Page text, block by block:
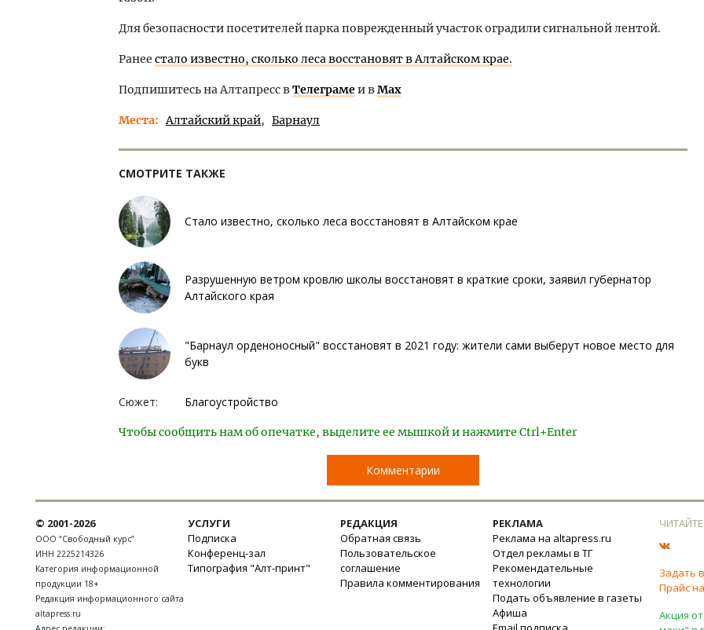
Для безопасности посетителей парка поврежденный участок оградили сигнальной лентой.
Ранее стало известно, сколько леса восстановят в Алтайском крае.
Подпишитесь на Алтапресс вТелеграмеи вMax
Места Алтайский край Барнаул
СМОТРИТЕ ТАКЖЕ
Стало известно, сколько леса восстановят в Алтайском крае
Разрушенную ветром кровлю школы восстановят в краткие сроки, заявил губернатор
Алтайского края
"Барнаул орденоносный" восстановят в 2021 году: жители сами выберут новое место для
букв
Сюжет: Благоустройство
Чтобы сообщить нам об опечатке, выделите ее мышкой и нажмите Ctrl+Enter
Комментарии
© 2001-2026
ООО “Свободный курс”
ИНН 2225214326
Категория информационной
продукции 18+
Редакция информационного сайта
altapress.ru
УСЛУГИ
Подписка
Конференц-зал
Типография "Алт-принт"
РЕДАКЦИЯ
Обратная связь
Пользовательское
соглашение
Правила комментирования
РЕКЛАМА
Реклама на altapress.ru
Отдел рекламы в ТГ
Рекомендательные
технологии
Подать объявление в газеты
Афиша
Задать
Прайс
Акция